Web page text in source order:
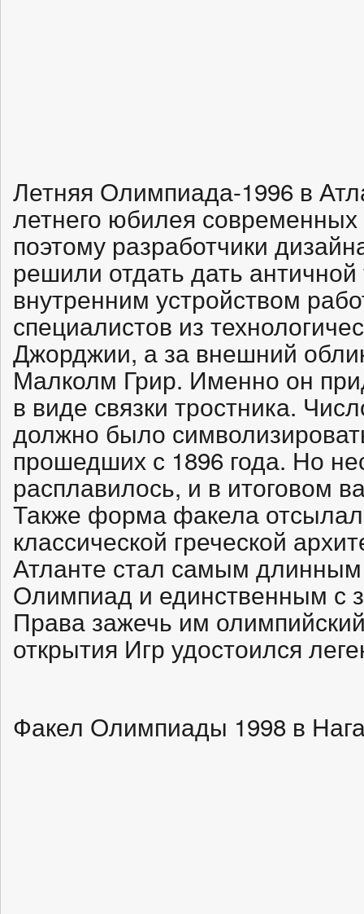
Летняя Олимпиада-1996 в
летнего юбилея
поэтому разработчики
решили отдать дать
внутренним устройством
специалистов из
Джорджии, а за внешний
Малколм Грир. Именно он
в виде связки тростника.
должно было
прошедших с 1896 года. Но
расплавилось, и в итоговом
Также форма факела
классической греческой
Атланте стал самым длинным
Олимпиад и единственным с
Права зажечь им
открытия Игр удостоился
Факел Олимпиады 1998 в